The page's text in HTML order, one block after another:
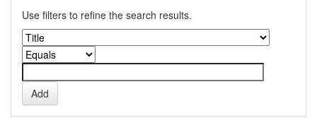
Use filters to refine the search results.